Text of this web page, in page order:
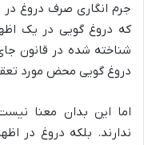
جرم انگاری صرف دروغ
که دروغ گویی در یک
شناخته شده در قانون
دروغ گویی محض مورد
اما این بدان معنا
ندارند. بلکه دروغ در